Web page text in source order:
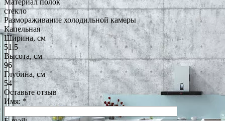
стекло
Размораживание холодильной камеры
Капельная
Ширина, см
51.5
Высота, см
96
Глубина, см
54
Оставьте отзыв
Имя: *